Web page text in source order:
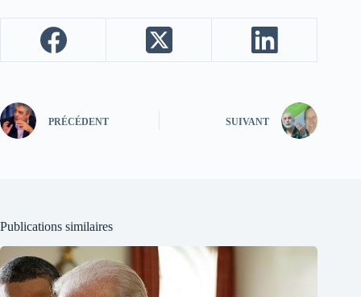
PRÉCÉDENT SUIVANT
Publications similaires